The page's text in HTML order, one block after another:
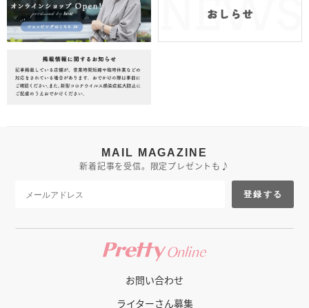
MAIL MAGAZINE
新着記事を受信。限定プレゼントも♪
登録する
お問い合わせ
ライターさん募集